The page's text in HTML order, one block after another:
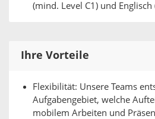
(mind. Level C1) und
Ihre Vorteile
Flexibilität: Unsere Teams
Aufgabengebiet, welche
mobilem Arbeiten und